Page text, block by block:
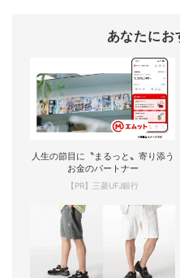
あなたにお
人生の節目に〝まるっと〟寄り添う
お金のパートナー
【PR】三菱UFJ銀行